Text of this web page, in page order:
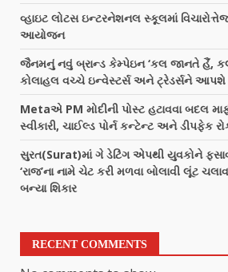
વ્હાઇટ લોટસ ઇન્ટરનેશનલ સ્કૂલમાં
આયોજન
જૈનમનું નવું બ્રાન્ડ કેમ્પેઇન ‘કલ જાનતે હૈં, કલ
કોલાહલ વચ્ચે ઇન્વેસ્ટર્સ અને ટ્રેડર્સને આપશે
Metaએ PM મોદીની પોસ્ટ હટાવવા બદલ
સ્વીકારી, ચાઈલ્ડ પોર્ન કન્ટેન્ટ અને ડીપફેક
સુરત(Surat)માં ગે ડેટિંગ એપથી યુવકોને
‘રાજ’ના નામે ચેટ કરી મળવા બોલાવી લૂંટ
બન્યા શિકાર
RECENT COMMENTS